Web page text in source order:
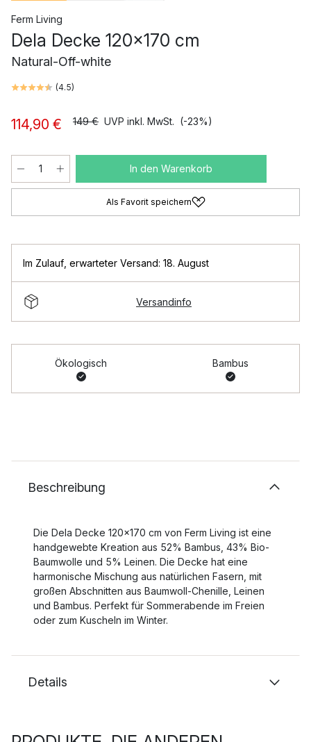
Ferm Living
Dela Decke 120x170 cm
Natural-Off-white
(4.5)
114,90 € 149 € UVP inkl. MwSt. (-23%)
In den Warenkorb
Als Favorit speichern
Im Zulauf erwarteter Versand: 18. August
Versandinfo
Ökologisch Bambus
Beschreibung
Die Dela Decke 120x170 cm von Ferm Living ist eine
handgewebte Kreation aus 52% Bambus, 43% Bio-
Baumwolle und 5% Leinen. Die Decke hat eine
harmonische Mischung aus natürlichen Fasern, mit
großen Abschnitten aus Baumwoll-Chenille, Leinen
und Bambus. Perfekt für Sommerabende im Freien
oder zum Kuscheln im Winter.
Details